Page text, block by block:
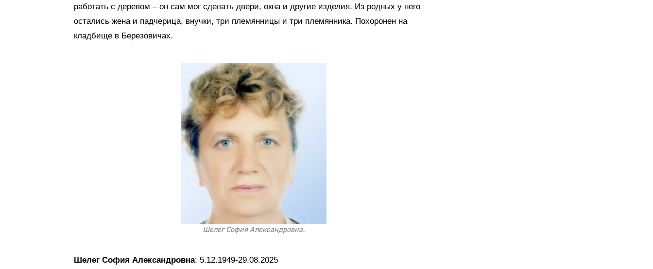
работать с деревом – он сам мог сделать двери, окна и другие изделия. Из родных у него
остались жена и падчерица, внучки, три племянницы и три племянника. Похоронен на
кладбище в Березовичах.
Шелег София Александровна.
Шелег София Александровна: 5.12.1949-29.08.2025